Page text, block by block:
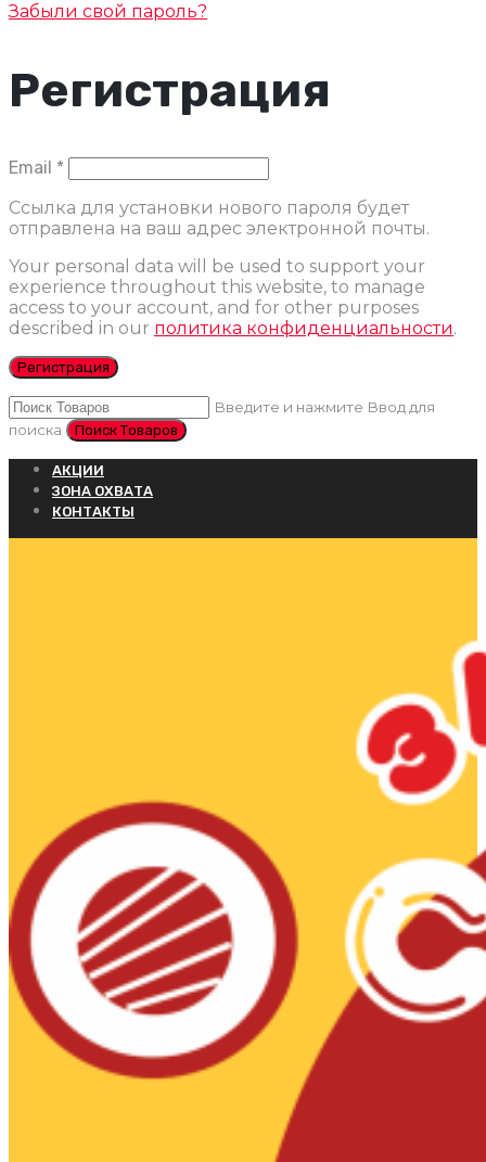
Забыли свой пароль?
Регистрация
Email *
Ссылка для установки нового пароля будет
отправлена ​​на ваш адрес электронной почты.
Your personal data will be used to support your
experience throughout this website, to manage
access to your account, and for other purposes
described in our политика конфиденциальности.
Регистрация
Введите и нажмите Ввод для
поиска
АКЦИИ
ЗОНА ОХВАТА
КОНТАКТЫ